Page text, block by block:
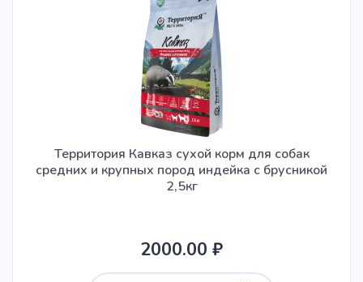
Территория Кавказ сухой корм для собак
средних и крупных пород индейка с брусникой
2,5кг
2000.00 ₽